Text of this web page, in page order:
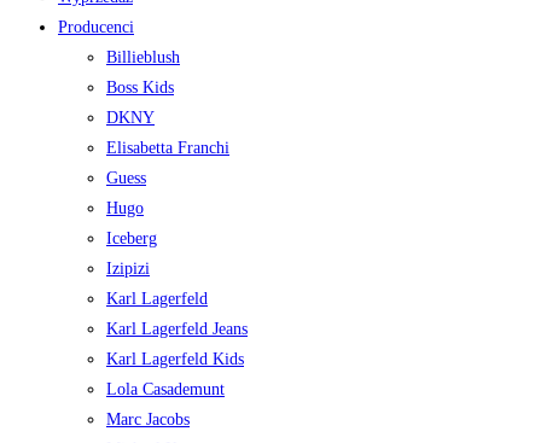
Producenci
Billieblush
Boss Kids
DKNY
Elisabetta Franchi
Guess
Hugo
Iceberg
Izipizi
Karl Lagerfeld
Karl Lagerfeld Jeans
Karl Lagerfeld Kids
Lola Casademunt
Marc Jacobs